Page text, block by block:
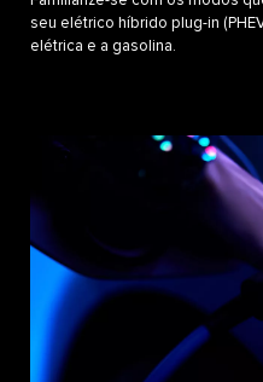
seu elétrico híbrido plug-in
elétrica e a gasolina.